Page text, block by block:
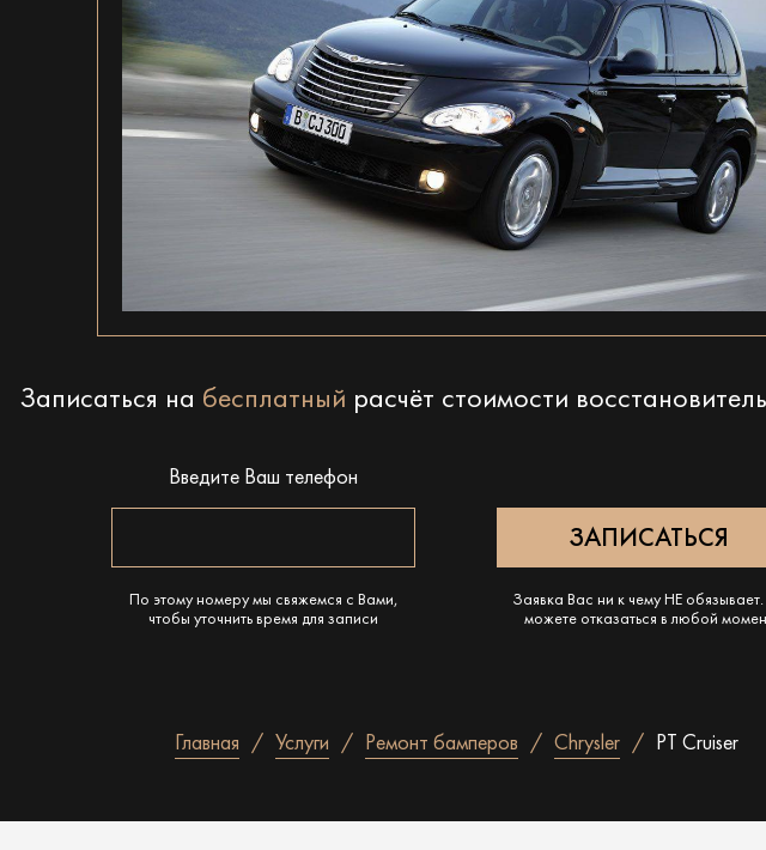
Записаться на бесплатный расчёт стоимости
Введите Ваш телефон
По этому номеру мы свяжемся с Вами,
чтобы уточнить время для записи
Заявка Вас ни к чему НЕ обязывает.
можете отказаться в любой
Главная Услуги Ремонт бамперов Chrysler PT Cruiser